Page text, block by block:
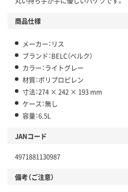
商品仕様
メーカー：リス
ブランド：BELC（ベルク）
カラー：ライトグレー
材質：ポリプロピレン
寸法：274 × 242 × 193 mm
ケース：無し
容量：6.5L
JANコード
4971881130987
備考（ご注意）